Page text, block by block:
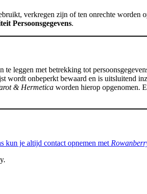
verkregen zijn of ten onrechte
Persoonsgegevens.
leggen met betrekking tot
wordt onbeperkt bewaard en is uitsluitend
& Hermetica worden hierop opgenomen.
kun je altijd contact opnemen met